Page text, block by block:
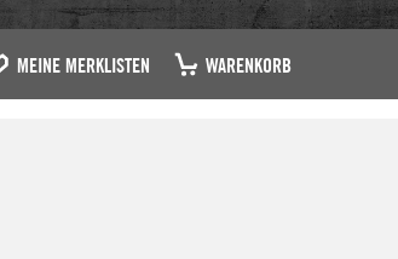
MEINE MERKLISTEN WARENKORB